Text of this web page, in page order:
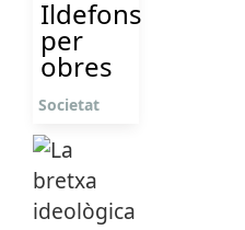
Ildefons
per
obres
Societat